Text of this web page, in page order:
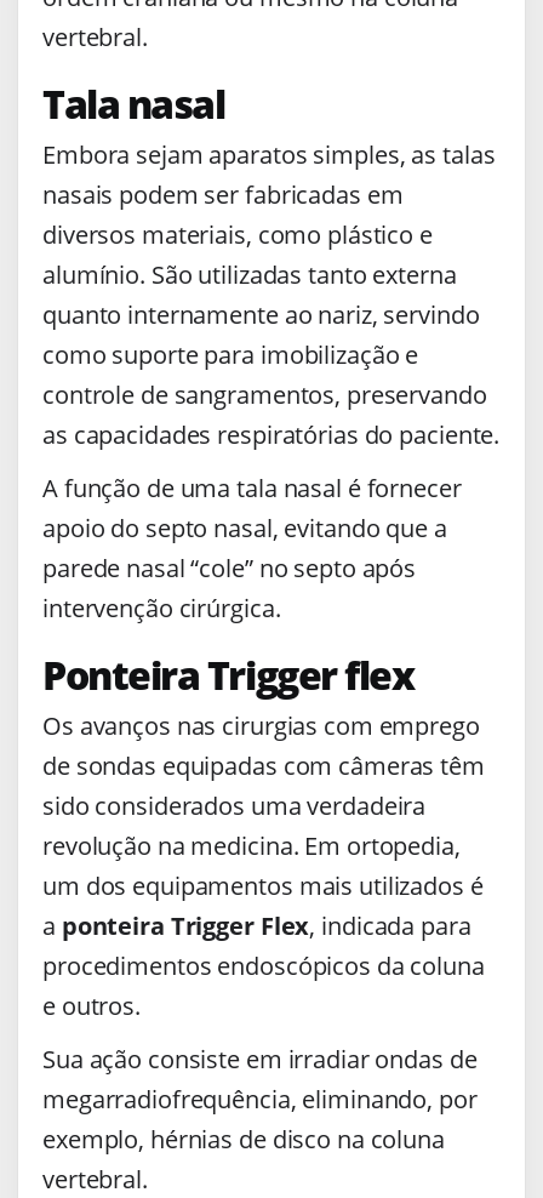
vertebral.
Tala nasal
Embora sejam aparatos simples, as talas
nasais podem ser fabricadas em
diversos materiais, como plástico e
alumínio. São utilizadas tanto externa
quanto internamente ao nariz, servindo
como suporte para imobilização e
controle de sangramentos, preservando
as capacidades respiratórias do paciente.
A função de uma tala nasal é fornecer
apoio do septo nasal, evitando que a
parede nasal “cole” no septo após
intervenção cirúrgica.
Ponteira Trigger flex
Os avanços nas cirurgias com emprego
de sondas equipadas com câmeras têm
sido considerados uma verdadeira
revolução na medicina. Em ortopedia,
um dos equipamentos mais utilizados é
a ponteira Trigger Flex, indicada para
procedimentos endoscópicos da coluna
e outros.
Sua ação consiste em irradiar ondas de
megarradiofrequência, eliminando, por
exemplo, hérnias de disco na coluna
vertebral.